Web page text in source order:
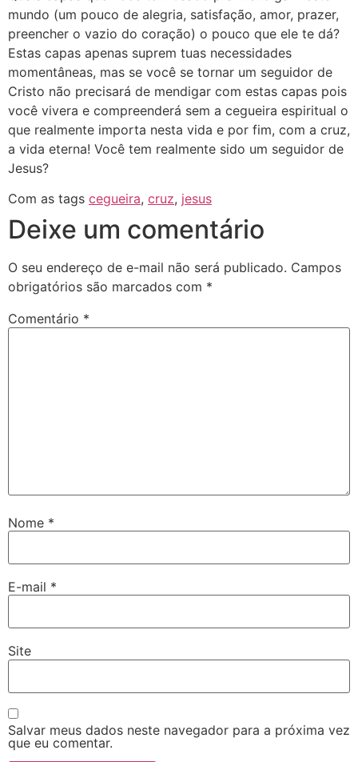
mundo (um pouco de alegria, satisfação, amor, prazer,
preencher o vazio do coração) o pouco que ele te dá?
Estas capas apenas suprem tuas necessidades
momentâneas, mas se você se tornar um seguidor de
Cristo não precisará de mendigar com estas capas pois
você vivera e compreenderá sem a cegueira espiritual o
que realmente importa nesta vida e por fim, com a cruz,
a vida eterna! Você tem realmente sido um seguidor de
Jesus?
Com as tags cegueira, cruz, jesus
Deixe um comentário
O seu endereço de e-mail não será publicado. Campos
obrigatórios são marcados com *
Comentário *
Nome *
E-mail *
Site
Salvar meus dados neste navegador para a próxima vez
que eu comentar.